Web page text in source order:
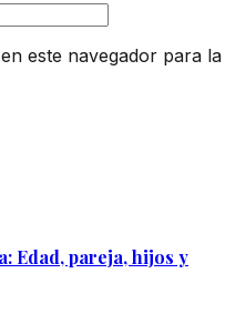
este navegador para la
Edad, pareja, hijos y